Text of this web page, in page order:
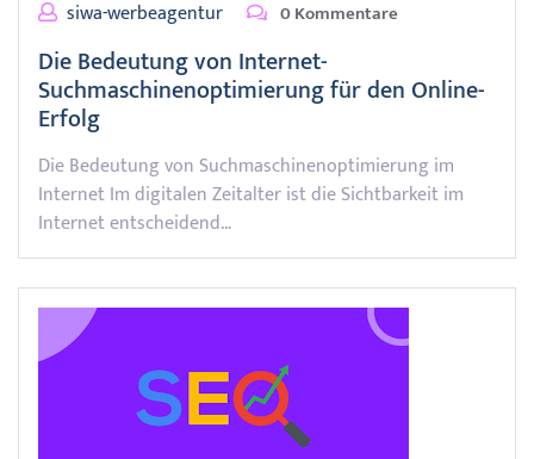
siwa-werbeagentur 0 Kommentare
Die Bedeutung von Internet-
Suchmaschinenoptimierung für den Online-
Erfolg
Die Bedeutung von Suchmaschinenoptimierung im
Internet Im digitalen Zeitalter ist die Sichtbarkeit im
Internet entscheidend…